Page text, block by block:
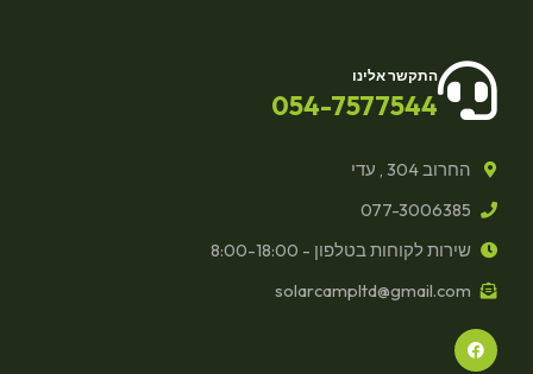
התקשר אלינו
054-7577544
החרוב 304 , עדי
077-3006385
שירות לקוחות בטלפון - 8:00-18:00
solarcampltd@gmail.com
F
a
c